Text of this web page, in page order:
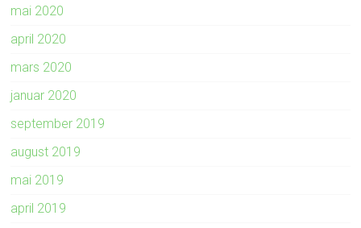
mai 2020
april 2020
mars 2020
januar 2020
september 2019
august 2019
mai 2019
april 2019